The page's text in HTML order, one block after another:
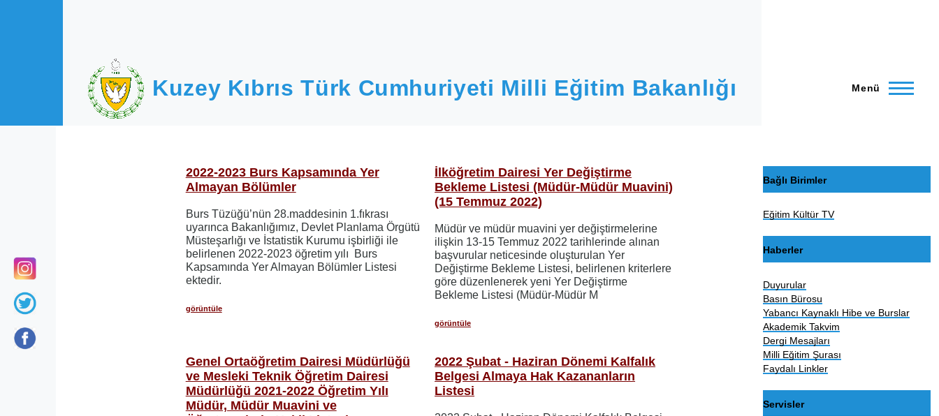
Kuzey Kıbrıs Türk Cumhuriyeti Milli Eğitim Bakanlığı Menü
2022-2023 Burs Kapsamında Yer
Almayan Bölümler
Burs Tüzüğü’nün 28.maddesinin 1.fıkrası
uyarınca Bakanlığımız, Devlet Planlama Örgütü
Müsteşarlığı ve İstatistik Kurumu işbirliği ile
belirlenen 2022-2023 öğretim yılı Burs
Kapsamında Yer Almayan Bölümler Listesi
ektedir.
görüntüle
İlköğretim Dairesi Yer Değiştirme
Bekleme Listesi (Müdür-Müdür Muavini)
(15 Temmuz 2022)
Müdür ve müdür muavini yer değiştirmelerine
ilişkin 13-15 Temmuz 2022 tarihlerinde alınan
başvurular neticesinde oluşturulan Yer
Değiştirme Bekleme Listesi, belirlenen kriterlere
göre düzenlenerek yeni Yer Değiştirme
Bekleme Listesi (Müdür-Müdür M
görüntüle
Genel Ortaöğretim Dairesi Müdürlüğü
ve Mesleki Teknik Öğretim Dairesi
Müdürlüğü 2021-2022 Öğretim Yılı
Müdür, Müdür Muavini ve
2022 Şubat - Haziran Dönemi Kalfalık
Belgesi Almaya Hak Kazananların
Listesi
Bağlı Birimler
Eğitim Kültür TV
Haberler
Duyurular
Basın Bürosu
Yabancı Kaynaklı Hibe ve Burslar
Akademik Takvim
Dergi Mesajları
Milli Eğitim Şurası
Faydalı Linkler
Servisler